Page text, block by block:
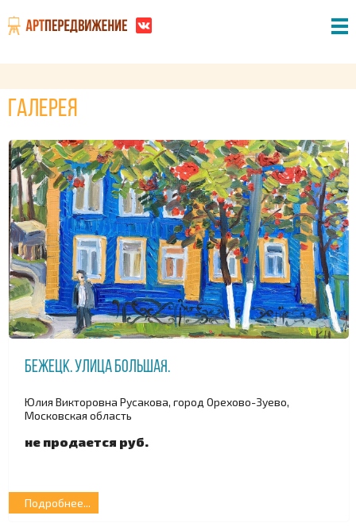
Галерея
Бежецк. Улица Большая.
Юлия Викторовна Русакова, город Орехово-Зуево,
Московская область
не продается руб.
Подробнее...